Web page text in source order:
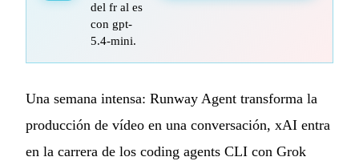
del fr al es
con gpt-
5.4-mini.
Una semana intensa: Runway Agent transforma la
producción de vídeo en una conversación, xAI entra
en la carrera de los coding agents CLI con Grok